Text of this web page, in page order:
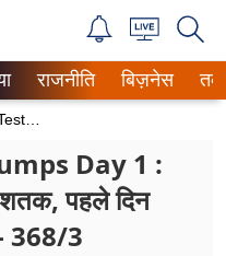
राजनीति बिज़नेस
Day 1 :
पहले दिन
368/3